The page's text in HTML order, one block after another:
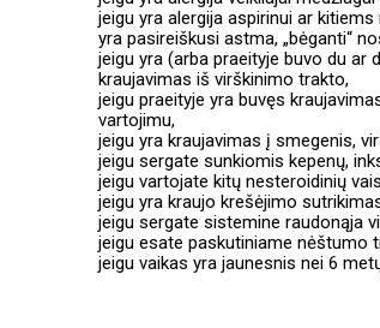
jeigu yra alergija aspirinui ar
yra pasireiškusi astma, „bėganti“
jeigu yra (arba praeityje buvo du ar
kraujavimas iš virškinimo trakto,
jeigu praeityje yra buvęs
vartojimu,
jeigu yra kraujavimas į smegenis,
jeigu sergate sunkiomis kepenų,
jeigu vartojate kitų nesteroidinių
jeigu yra kraujo krešėjimo
jeigu sergate sistemine raudonąja
jeigu esate paskutiniame nėštumo
jeigu vaikas yra jaunesnis nei 6